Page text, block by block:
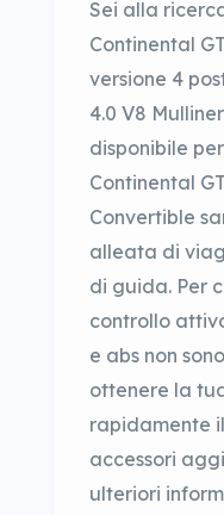
Sei alla
Continental
versione 4
4.0 V8
disponibile
Continental
Convertible
alleata di
di guida. Per
controllo
e abs non
ottenere la
rapidamente
accessori
ulteriori